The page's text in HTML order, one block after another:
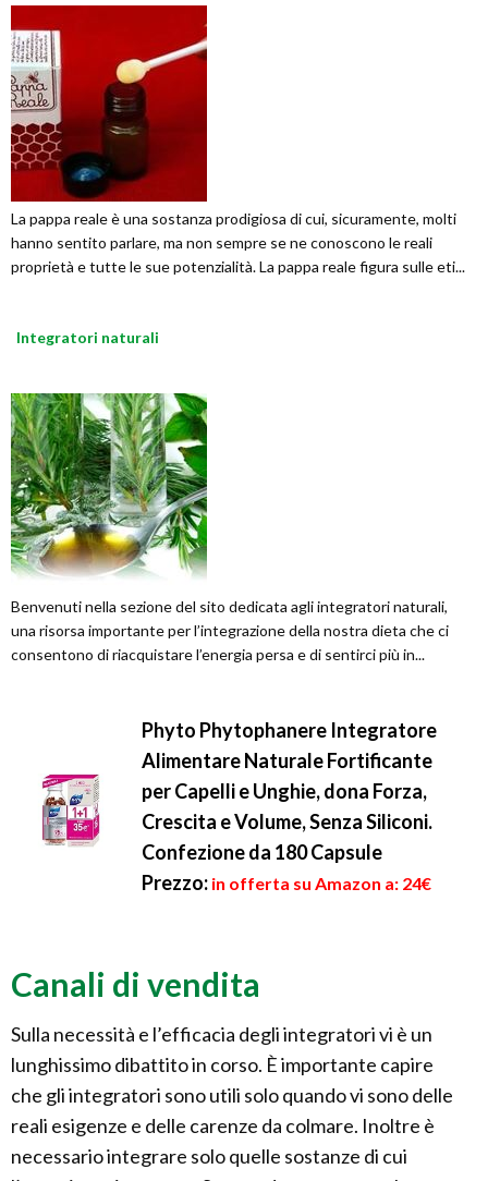
La pappa reale è una sostanza prodigiosa di cui, sicuramente, molti
hanno sentito parlare, ma non sempre se ne conoscono le reali
proprietà e tutte le sue potenzialità. La pappa reale figura sulle eti...
Integratori naturali
Benvenuti nella sezione del sito dedicata agli integratori naturali,
una risorsa importante per l’integrazione della nostra dieta che ci
consentono di riacquistare l’energia persa e di sentirci più in...
Phyto Phytophanere Integratore
Alimentare Naturale Fortificante
per Capelli e Unghie, dona Forza,
Crescita e Volume, Senza Siliconi.
Confezione da 180 Capsule
Prezzo: in offerta su Amazon a: 24€
Canali di vendita
Sulla necessità e l’efficacia degli integratori vi è un
lunghissimo dibattito in corso. È importante capire
che gli integratori sono utili solo quando vi sono delle
reali esigenze e delle carenze da colmare. Inoltre è
necessario integrare solo quelle sostanze di cui